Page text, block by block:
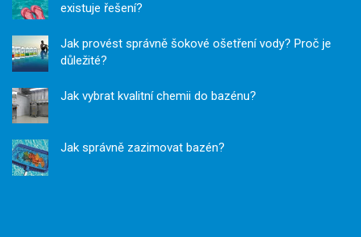
existuje řešení?
Jak provést správně šokové ošetření vody? Proč je
důležité?
Jak vybrat kvalitní chemii do bazénu?
Jak správně zazimovat bazén?